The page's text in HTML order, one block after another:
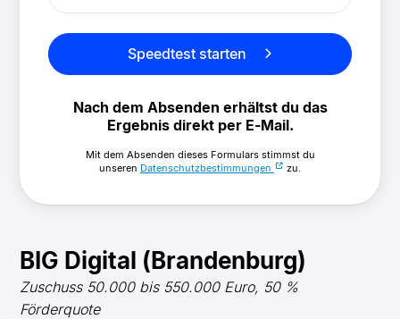
Speedtest starten
Nach dem Absenden erhältst du das
Ergebnis direkt per E-Mail.
Mit dem Absenden dieses Formulars stimmst du
unseren Datenschutzbestimmungen zu.
BIG Digital (Brandenburg)
Zuschuss 50.000 bis 550.000 Euro, 50 %
Förderquote